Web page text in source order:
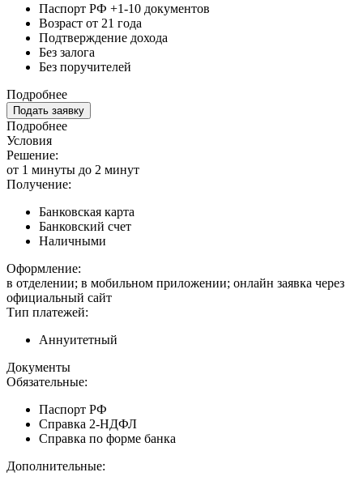
Паспорт РФ +1-10 документов
Возраст от 21 года
Подтверждение дохода
Без залога
Без поручителей
Подробнее
Подать заявку
Подробнее
Условия
Решение:
от 1 минуты до 2 минут
Получение:
Банковская карта
Банковский счет
Наличными
Оформление:
в отделении; в мобильном приложении; онлайн заявка через
официальный сайт
Тип платежей:
Аннуитетный
Документы
Обязательные:
Паспорт РФ
Справка 2-НДФЛ
Справка по форме банка
Дополнительные: